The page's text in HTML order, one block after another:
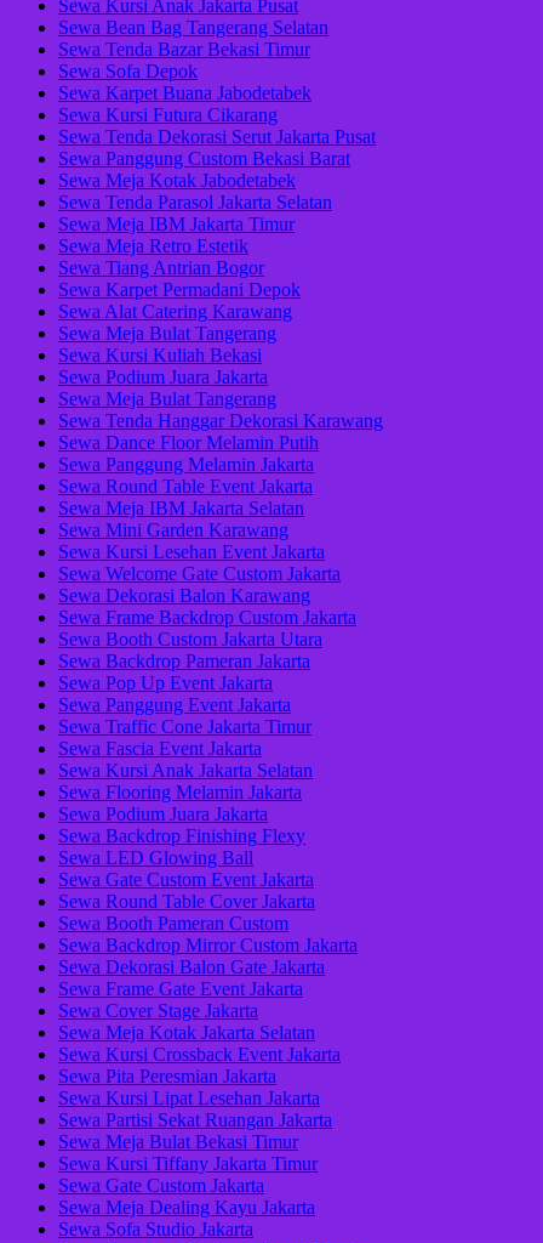
Sewa Kursi Anak Jakarta Pusat
Sewa Bean Bag Tangerang Selatan
Sewa Tenda Bazar Bekasi Timur
Sewa Sofa Depok
Sewa Karpet Buana Jabodetabek
Sewa Kursi Futura Cikarang
Sewa Tenda Dekorasi Serut Jakarta Pusat
Sewa Panggung Custom Bekasi Barat
Sewa Meja Kotak Jabodetabek
Sewa Tenda Parasol Jakarta Selatan
Sewa Meja IBM Jakarta Timur
Sewa Meja Retro Estetik
Sewa Tiang Antrian Bogor
Sewa Karpet Permadani Depok
Sewa Alat Catering Karawang
Sewa Meja Bulat Tangerang
Sewa Kursi Kuliah Bekasi
Sewa Podium Juara Jakarta
Sewa Meja Bulat Tangerang
Sewa Tenda Hanggar Dekorasi Karawang
Sewa Dance Floor Melamin Putih
Sewa Panggung Melamin Jakarta
Sewa Round Table Event Jakarta
Sewa Meja IBM Jakarta Selatan
Sewa Mini Garden Karawang
Sewa Kursi Lesehan Event Jakarta
Sewa Welcome Gate Custom Jakarta
Sewa Dekorasi Balon Karawang
Sewa Frame Backdrop Custom Jakarta
Sewa Booth Custom Jakarta Utara
Sewa Backdrop Pameran Jakarta
Sewa Pop Up Event Jakarta
Sewa Panggung Event Jakarta
Sewa Traffic Cone Jakarta Timur
Sewa Fascia Event Jakarta
Sewa Kursi Anak Jakarta Selatan
Sewa Flooring Melamin Jakarta
Sewa Podium Juara Jakarta
Sewa Backdrop Finishing Flexy
Sewa LED Glowing Ball
Sewa Gate Custom Event Jakarta
Sewa Round Table Cover Jakarta
Sewa Booth Pameran Custom
Sewa Backdrop Mirror Custom Jakarta
Sewa Dekorasi Balon Gate Jakarta
Sewa Frame Gate Event Jakarta
Sewa Cover Stage Jakarta
Sewa Meja Kotak Jakarta Selatan
Sewa Kursi Crossback Event Jakarta
Sewa Pita Peresmian Jakarta
Sewa Kursi Lipat Lesehan Jakarta
Sewa Partisi Sekat Ruangan Jakarta
Sewa Meja Bulat Bekasi Timur
Sewa Kursi Tiffany Jakarta Timur
Sewa Gate Custom Jakarta
Sewa Meja Dealing Kayu Jakarta
Sewa Sofa Studio Jakarta